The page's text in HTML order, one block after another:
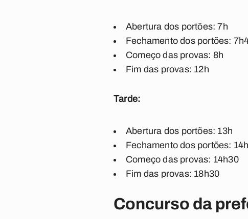
Abertura dos portões: 7h
Fechamento dos portões:
Começo das provas: 8h
Fim das provas: 12h
Tarde:
Abertura dos portões: 13h
Fechamento dos portões:
Começo das provas: 14h30
Fim das provas: 18h30
Concurso da